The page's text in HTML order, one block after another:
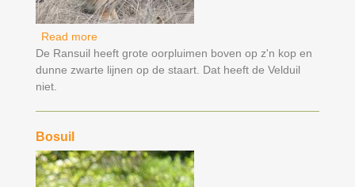
Read moreabout Velduil
De Ransuil heeft grote oorpluimen boven op z'n kop en
dunne zwarte lijnen op de staart. Dat heeft de Velduil
niet.
Bosuil